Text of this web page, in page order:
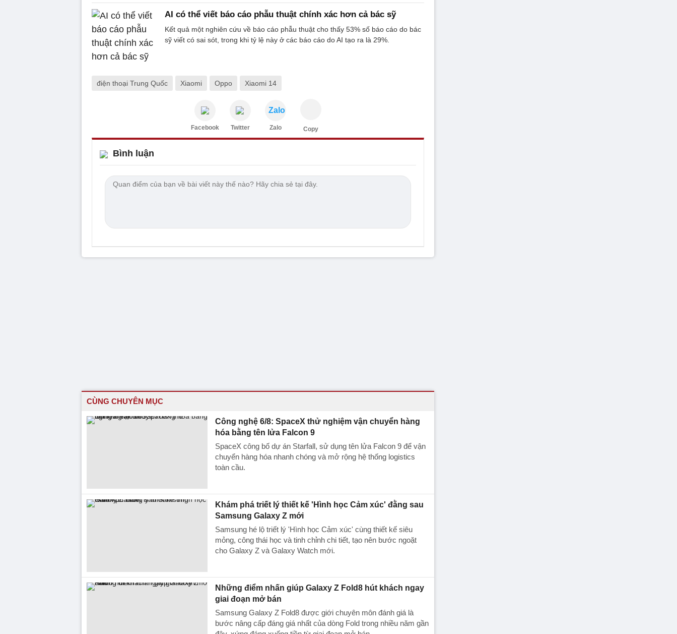
AI có thể viết báo cáo phẫu thuật chính xác hơn cả bác sỹ
Kết quả một nghiên cứu về báo cáo phẫu thuật cho thấy 53% số báo cáo do bác
sỹ viết có sai sót, trong khi tỷ lệ này ở các báo cáo do AI tạo ra là 29%.
điện thoại Trung Quốc Xiaomi Oppo Xiaomi 14
Facebook Twitter
Zalo
Zalo Copy
Bình luận
CÙNG CHUYÊN MỤC
Công nghệ 6/8: SpaceX thử nghiệm vận chuyển hàng
hóa bằng tên lửa Falcon 9
SpaceX công bố dự án Starfall, sử dụng tên lửa Falcon 9 để vận
chuyển hàng hóa nhanh chóng và mở rộng hệ thống logistics
toàn cầu.
Khám phá triết lý thiết kế 'Hình học Cảm xúc' đằng sau
Samsung Galaxy Z mới
Samsung hé lộ triết lý 'Hình học Cảm xúc' cùng thiết kế siêu
mỏng, công thái học và tinh chỉnh chi tiết, tạo nên bước ngoặt
cho Galaxy Z và Galaxy Watch mới.
Những điểm nhấn giúp Galaxy Z Fold8 hút khách ngay
giai đoạn mở bán
Samsung Galaxy Z Fold8 được giới chuyên môn đánh giá là
bước nâng cấp đáng giá nhất của dòng Fold trong nhiều năm gần